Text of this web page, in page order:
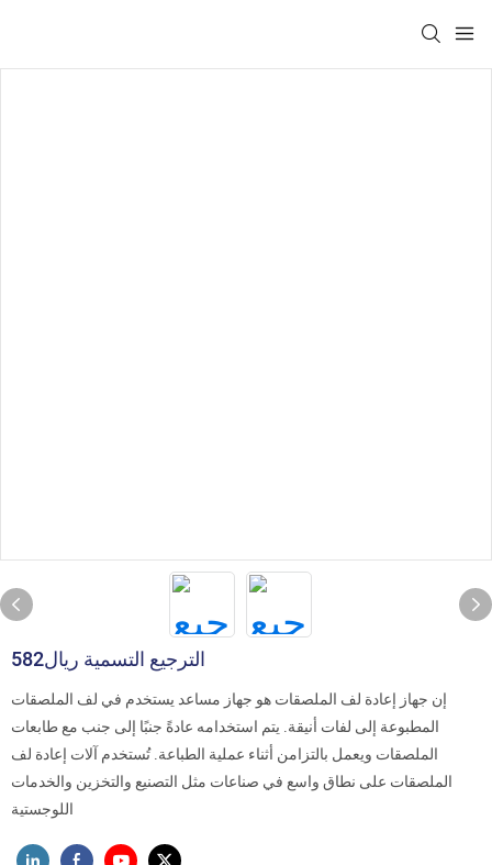
الترجيع التسمية ريال582
إن جهاز إعادة لف الملصقات هو جهاز مساعد يستخدم في لف الملصقات
المطبوعة إلى لفات أنيقة. يتم استخدامه عادةً جنبًا إلى جنب مع طابعات
الملصقات ويعمل بالتزامن أثناء عملية الطباعة. تُستخدم آلات إعادة لف
الملصقات على نطاق واسع في صناعات مثل التصنيع والتخزين والخدمات
اللوجستية